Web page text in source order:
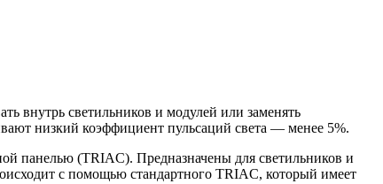
внутрь светильников и модулей или заменять
низкий коэффициент пульсаций света — менее 5%.
панелью (TRIAC). Предназначены для светильников и
с помощью стандартного TRIAC, который имеет